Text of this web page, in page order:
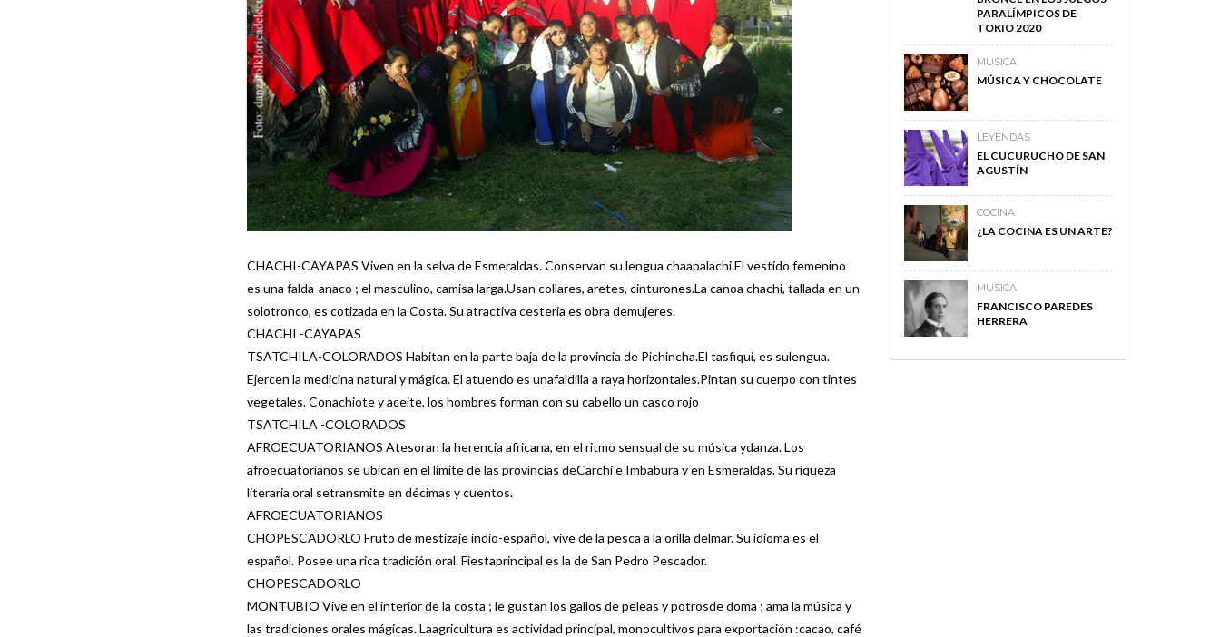
CHACHI-CAYAPAS Viven en la selva de Esmeraldas. Conservan su lengua chaapalachi.El vestido femenino
es una falda-anaco ; el masculino, camisa larga.Usan collares, aretes, cinturones.La canoa chachi, tallada en un
solotronco, es cotizada en la Costa. Su atractiva cestería es obra demujeres.
CHACHI -CAYAPAS
TSATCHILA-COLORADOS Habitan en la parte baja de la provincia de Pichincha.El tasfiqui, es sulengua.
Ejercen la medicina natural y mágica. El atuendo es unafaldilla a raya horizontales.Pintan su cuerpo con tintes
vegetales. Conachiote y aceite, los hombres forman con su cabello un casco rojo
TSATCHILA -COLORADOS
AFROECUATORIANOS Atesoran la herencia africana, en el ritmo sensual de su música ydanza. Los
afroecuatorianos se ubican en el límite de las provincias deCarchi e Imbabura y en Esmeraldas. Su riqueza
literaria oral setransmite en décimas y cuentos.
AFROECUATORIANOS
CHOPESCADORLO Fruto de mestizaje indio-español, vive de la pesca a la orilla delmar. Su idioma es el
español. Posee una rica tradición oral. Fiestaprincipal es la de San Pedro Pescador.
CHOPESCADORLO
MONTUBIO Vive en el interior de la costa ; le gustan los gallos de peleas y potrosde doma ; ama la música y
las tradiciones orales mágicas. Laagricultura es actividad principal, monocultivos para exportación :cacao, café
PARALÍMPICOS DE
TOKIO 2020
MUSICA
MÚSICA Y CHOCOLATE
LEYENDAS
EL CUCURUCHO DE SAN
AGUSTÍN
COCINA
¿LA COCINA ES UN ARTE?
MUSICA
FRANCISCO PAREDES
HERRERA